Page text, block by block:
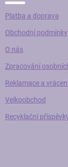
Platba a doprava
Obchodní podmínky
O nás
Zpracování
Reklamace a
Velkoobchod
Recyklační